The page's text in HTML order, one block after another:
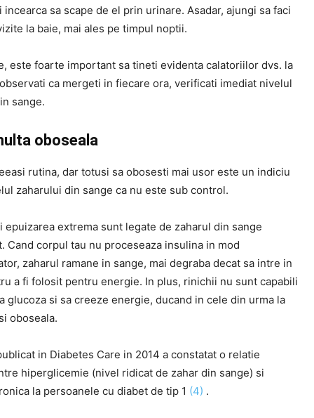
incearca sa scape de el prin urinare. Asadar, ajungi sa faci
la baie, mai ales pe timpul noptii.
este foarte important sa tineti evidenta calatoriilor dvs. la
ca mergeti in fiecare ora, verificati imediat nivelul
sange.
oboseala
rutina, dar totusi sa obosesti mai usor este un indiciu
zaharului din sange ca nu este sub control.
epuizarea extrema sunt legate de zaharul din sange
Cand corpul tau nu proceseaza insulina in mod
zaharul ramane in sange, mai degraba decat sa intre in
a fi folosit pentru energie. In plus, rinichii nu sunt capabili
glucoza si sa creeze energie, ducand in cele din urma la
oboseala.
in Diabetes Care in 2014 a constatat o relatie
hiperglicemie (nivel ridicat de zahar din sange) si
la persoanele cu diabet de tip 1 (4) .